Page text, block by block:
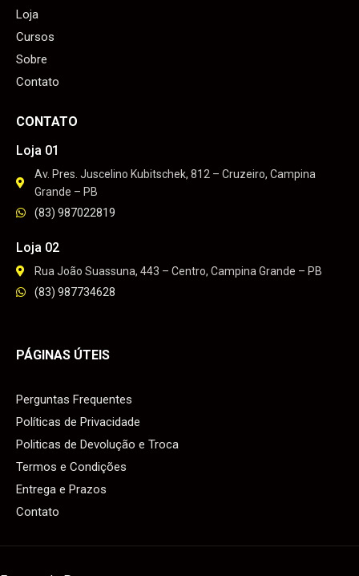
Loja
Cursos
Sobre
Contato
CONTATO
Loja 01
Av. Pres. Juscelino Kubitschek, 812 – Cruzeiro, Campina
Grande – PB
(83) 987022819
Loja 02
Rua João Suassuna, 443 – Centro, Campina Grande – PB
(83) 987734628
PÁGINAS ÚTEIS
Perguntas Frequentes
Políticas de Privacidade
Politicas de Devolução e Troca
Termos e Condições
Entrega e Prazos
Contato